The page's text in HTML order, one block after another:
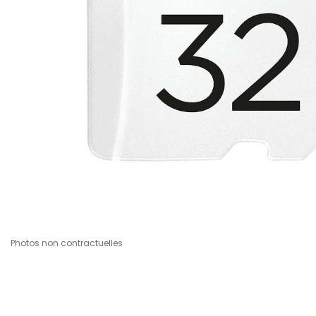
Photos non contractuelles